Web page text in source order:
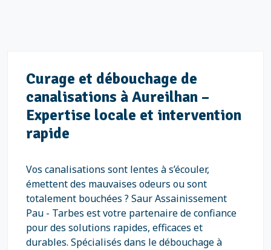
Curage et débouchage de
canalisations à Aureilhan –
Expertise locale et intervention
rapide
Vos canalisations sont lentes à s’écouler,
émettent des mauvaises odeurs ou sont
totalement bouchées ? Saur Assainissement
Pau - Tarbes est votre partenaire de confiance
pour des solutions rapides, efficaces et
durables. Spécialisés dans le débouchage à